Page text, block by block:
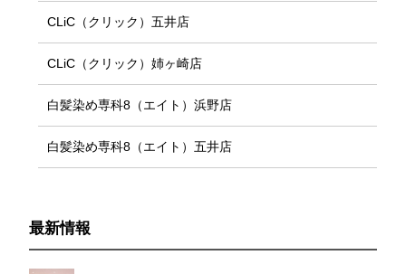
CLiC（クリック）五井店
CLiC（クリック）姉ヶ崎店
白髪染め専科8（エイト）浜野店
白髪染め専科8（エイト）五井店
最新情報